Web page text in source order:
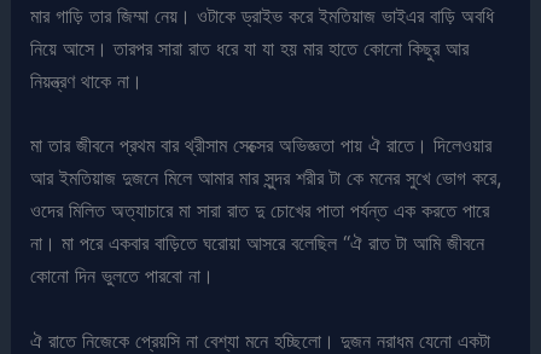
মার গাড়ি তার জিম্মা নেয়। ওটাকে ড্রাইভ করে ইমতিয়াজ ভাইএর বাড়ি অবধি
নিয়ে আসে। তারপর সারা রাত ধরে যা যা হয় মার হাতে কোনো কিছুর আর
নিয়ন্ত্রণ থাকে না।
মা তার জীবনে প্রথম বার থ্রীসাম সেক্সের অভিজ্ঞতা পায় ঐ রাতে। দিলেওয়ার
আর ইমতিয়াজ দুজনে মিলে আমার মার সুন্দর শরীর টা কে মনের সুখে ভোগ করে,
ওদের মিলিত অত্যাচারে মা সারা রাত দু চোখের পাতা পর্যন্ত এক করতে পারে
না। মা পরে একবার বাড়িতে ঘরোয়া আসরে বলেছিল “ঐ রাত টা আমি জীবনে
কোনো দিন ভুলতে পারবো না।
ঐ রাতে নিজেকে প্রেয়সি না বেশ্যা মনে হচ্ছিলো। দুজন নরাধম যেনো একটা